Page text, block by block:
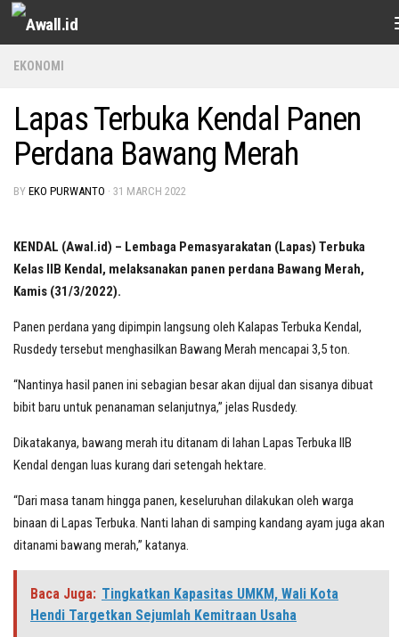
Skip to content
EKONOMI
Lapas Terbuka Kendal Panen
Perdana Bawang Merah
BY EKO PURWANTO · 31 MARCH 2022
KENDAL (Awal.id) – Lembaga Pemasyarakatan (Lapas) Terbuka
Kelas IIB Kendal, melaksanakan panen perdana Bawang Merah,
Kamis (31/3/2022).
Panen perdana yang dipimpin langsung oleh Kalapas Terbuka Kendal,
Rusdedy tersebut menghasilkan Bawang Merah mencapai 3,5 ton.
“Nantinya hasil panen ini sebagian besar akan dijual dan sisanya dibuat
bibit baru untuk penanaman selanjutnya,” jelas Rusdedy.
Dikatakanya, bawang merah itu ditanam di lahan Lapas Terbuka IIB
Kendal dengan luas kurang dari setengah hektare.
“Dari masa tanam hingga panen, keseluruhan dilakukan oleh warga
binaan di Lapas Terbuka. Nanti lahan di samping kandang ayam juga akan
ditanami bawang merah,” katanya.
Baca Juga: Tingkatkan Kapasitas UMKM, Wali Kota
Hendi Targetkan Sejumlah Kemitraan Usaha